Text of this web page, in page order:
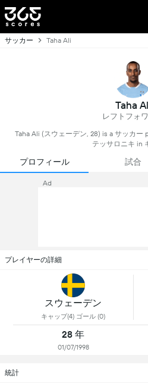
サッカー Taha Ali
Taha
レフトフォ
Taha Ali (スウェーデン, 28) is a サッカー
テッサロニキ in
プロフィール 試合
Ad
プレイヤーの詳細
スウェーデン
キャップ(4) ゴール (0)
28 年
01/07/1998
統計